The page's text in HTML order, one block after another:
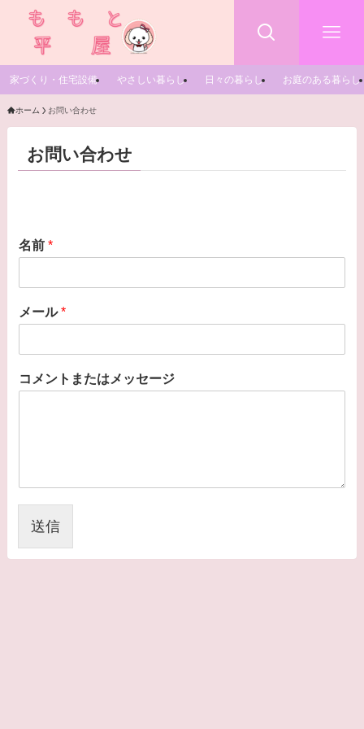
家づくり・住宅設備 やさしい暮らし 日々の暮らし お庭のある暮らし
ホーム お問い合わせ
お問い合わせ
名前*
メール*
コメントまたはメッセージ
送信